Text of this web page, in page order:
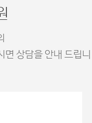
상담을 안내 드립니